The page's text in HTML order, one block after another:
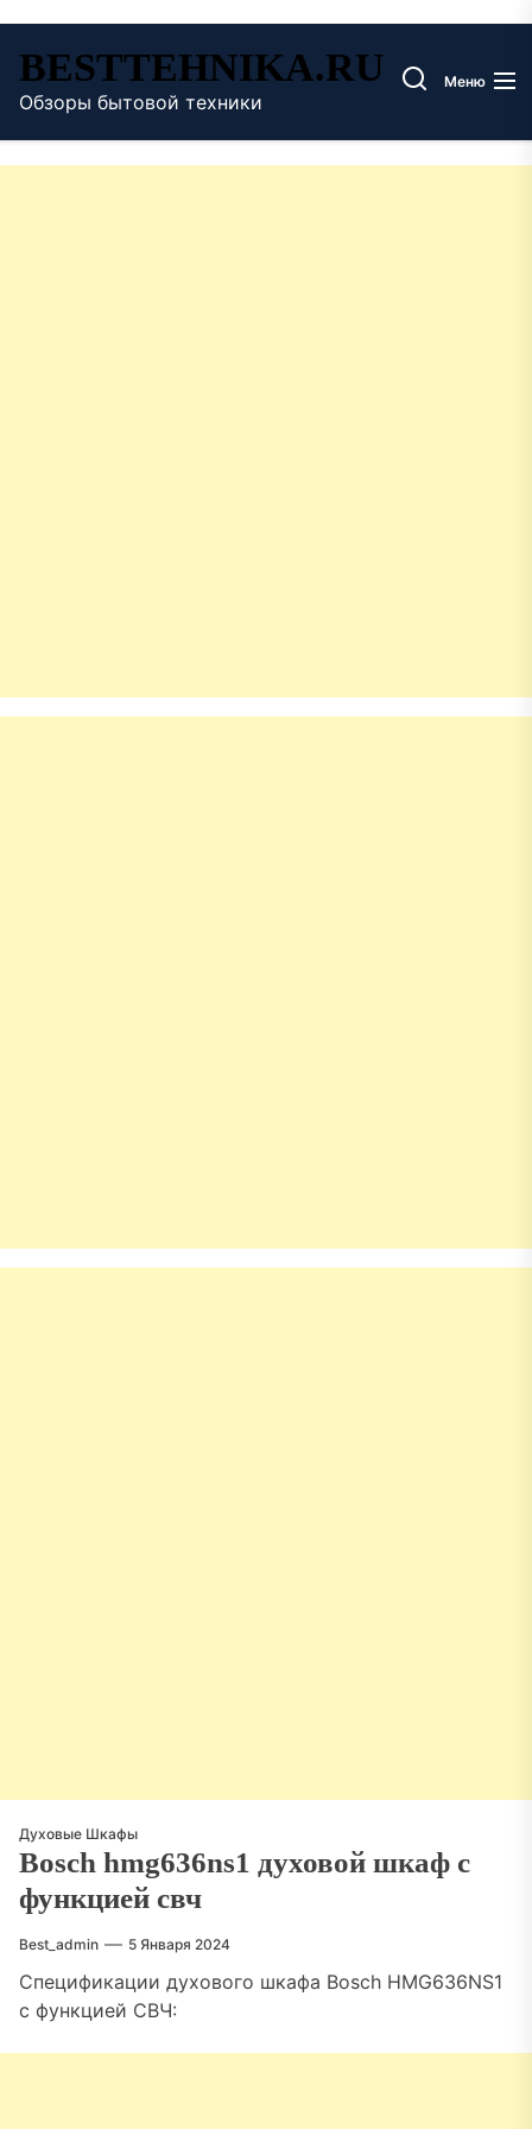
содержимому
BESTTEHNIKA.RU
Обзоры бытовой техники
Меню
Духовые Шкафы
Bosch hmg636ns1 духовой шкаф с
функцией свч
Best_admin 5 Января 2024
Спецификации духового шкафа Bosch HMG636NS1
с функцией СВЧ: